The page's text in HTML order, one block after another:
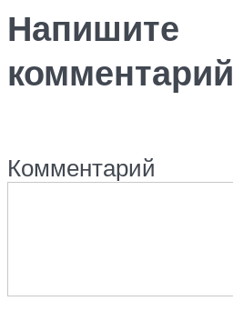
Напишите
комментарий
Комментарий